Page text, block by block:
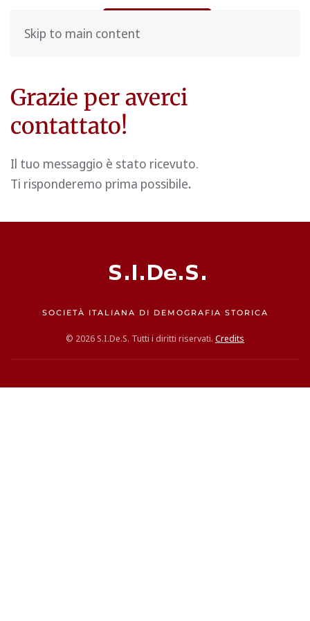
Skip to main content
Grazie per averci
contattato!
Il tuo messaggio è stato ricevuto.
Ti risponderemo prima possibile.
SOCIETÀ ITALIANA DI DEMOGRAFIA STORICA
© 2026 S.I.De.S. Tutti i diritti riservati. Credits